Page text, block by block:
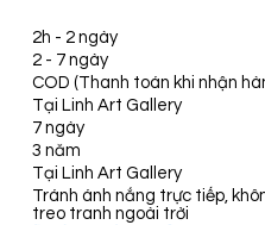
2h - 2 ngày
2 - 7 ngày
COD (Thanh toán khi nhận
Tại Linh Art Gallery
7 ngày
3 năm
Tại Linh Art Gallery
Tránh ánh nắng trực tiếp,
treo tranh ngoài trời